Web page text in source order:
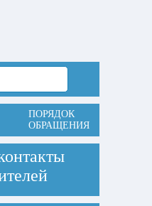
ПОРЯДОК
ОБРАЩЕНИЯ